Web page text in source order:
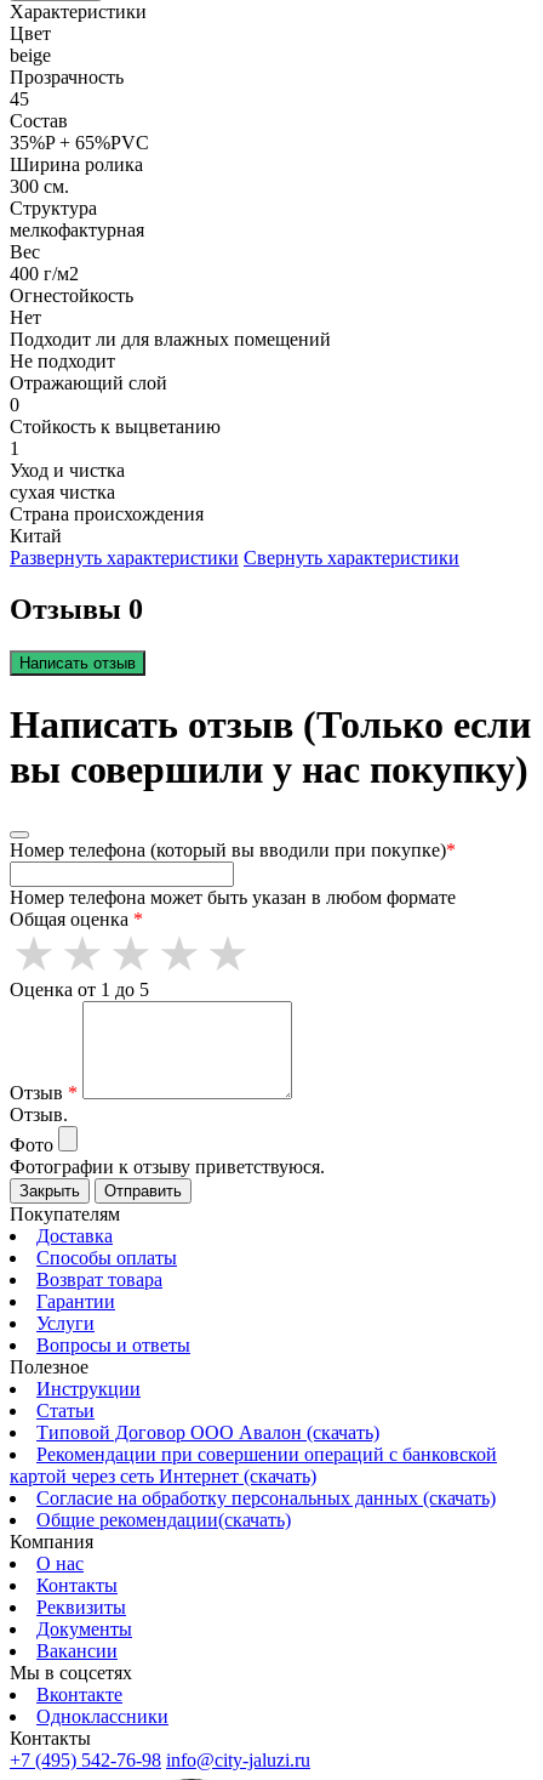
Характеристики
Цвет
beige
Прозрачность
45
Состав
35%P + 65%PVC
Ширина ролика
300 см.
Структура
мелкофактурная
Вес
400 г/м2
Огнестойкость
Нет
Подходит ли для влажных помещений
Не подходит
Отражающий слой
0
Стойкость к выцветанию
1
Уход и чистка
сухая чистка
Страна происхождения
Китай
Развернуть характеристики Свернуть характеристики
Отзывы 0
Написать отзыв
Написать отзыв (Только если
вы совершили у нас покупку)
Номер телефона (который вы вводили при покупке)*
Номер телефона может быть указан в любом формате
Общая оценка *
Оценка от 1 до 5
Отзыв *
Отзыв.
Фото
Фотографии к отзыву приветствуюся.
Закрыть Отправить
Покупателям
Доставка
Способы оплаты
Возврат товара
Гарантии
Услуги
Вопросы и ответы
Полезное
Инструкции
Статьи
Типовой Договор ООО Авалон (скачать)
Рекомендации при совершении операций с банковской
картой через сеть Интернет (скачать)
Согласие на обработку персональных данных (скачать)
Общие рекомендации(скачать)
Компания
О нас
Контакты
Реквизиты
Документы
Вакансии
Мы в соцсетях
Вконтакте
Одноклассники
Контакты
+7 (495) 542-76-98 info@city-jaluzi.ru